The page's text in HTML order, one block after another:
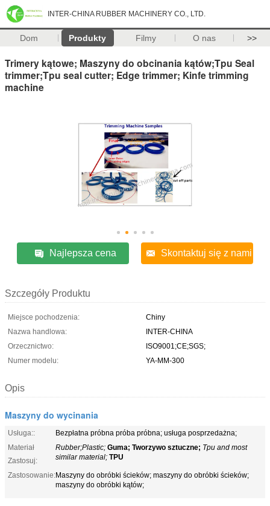
INTER-CHINA RUBBER MACHINERY CO., LTD.
Dom Produkty Filmy O nas >>
Trimery kątowe; Maszyny do obcinania kątów;Tpu Seal
trimmer;Tpu seal cutter; Edge trimmer; Kinfe trimming
machine
Najlepsza cena Skontaktuj się z nami
Szczegóły Produktu
Miejsce pochodzenia:
Chiny
Nazwa handlowa:
INTER-CHINA
Orzecznictwo:
ISO9001;CE;SGS;
Numer modelu:
YA-MM-300
Opis
Maszyny do wycinania
Usługa::
Bezpłatna próbna próba próbna; usługa posprzedażna;
Materiał
Zastosuj:
Rubber;Plastic; Guma; Tworzywo sztuczne; Tpu and most
similar material; TPU
Zastosowanie:Maszyny do obróbki ścieków; maszyny do obróbki ścieków;
maszyny do obróbki kątów;